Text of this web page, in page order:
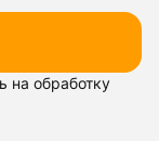
на обработку